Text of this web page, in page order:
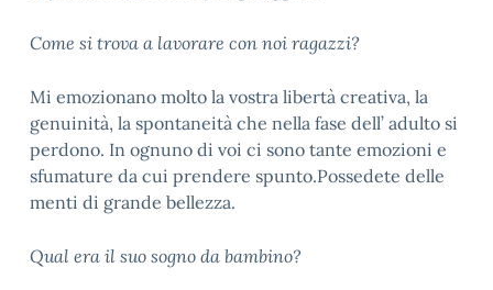
Come si trova a lavorare con noi ragazzi?
Mi emozionano molto la vostra libertà creativa, la
genuinità, la spontaneità che nella fase dell’ adulto si
perdono. In ognuno di voi ci sono tante emozioni e
sfumature da cui prendere spunto.Possedete delle
menti di grande bellezza.
Qual era il suo sogno da bambino?